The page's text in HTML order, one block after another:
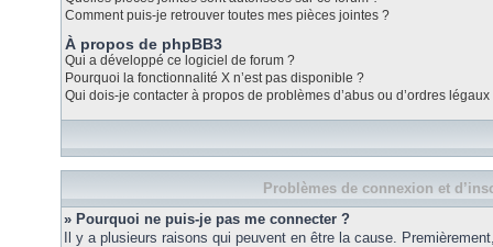
Comment puis-je retrouver toutes mes pièces jointes ?
À propos de phpBB3
Qui a développé ce logiciel de forum ?
Pourquoi la fonctionnalité X n’est pas disponible ?
Qui dois-je contacter à propos de problèmes d’abus ou d’ordres
Problèmes de connexion et
» Pourquoi ne puis-je pas me connecter ?
Il y a plusieurs raisons qui peuvent en être la cause.